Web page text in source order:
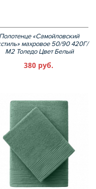
Полотенце «Самойловский
махровое 50/90 420Г/
М2 Толедо Цвет Белый
380 руб.